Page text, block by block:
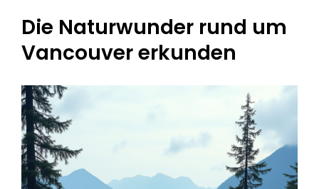
Die Naturwunder rund um
Vancouver erkunden